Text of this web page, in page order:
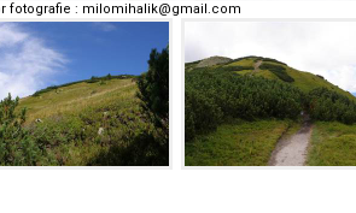
fotografie : milomihalik@gmail.com